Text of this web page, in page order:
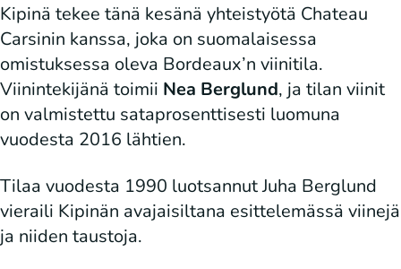
Kipinä tekee tänä kesänä yhteistyötä Chateau
Carsinin kanssa, joka on suomalaisessa
omistuksessa oleva Bordeaux’n viinitila.
Viinintekijänä toimii Nea Berglund, ja tilan viinit
on valmistettu sataprosenttisesti luomuna
vuodesta 2016 lähtien.
Tilaa vuodesta 1990 luotsannut Juha Berglund
vieraili Kipinän avajaisiltana esittelemässä viinejä
ja niiden taustoja.